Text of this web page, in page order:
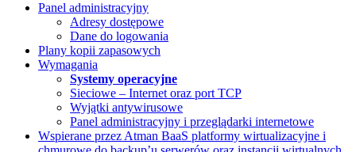
Panel administracyjny
Adresy dostępowe
Dane do logowania
Plany kopii zapasowych
Wymagania
Systemy operacyjne
Sieciowe – Internet oraz port TCP
Wyjątki antywirusowe
Panel administracyjny i przeglądarki internetowe
Wspierane przez Atman BaaS platformy wirtualizacyjne i